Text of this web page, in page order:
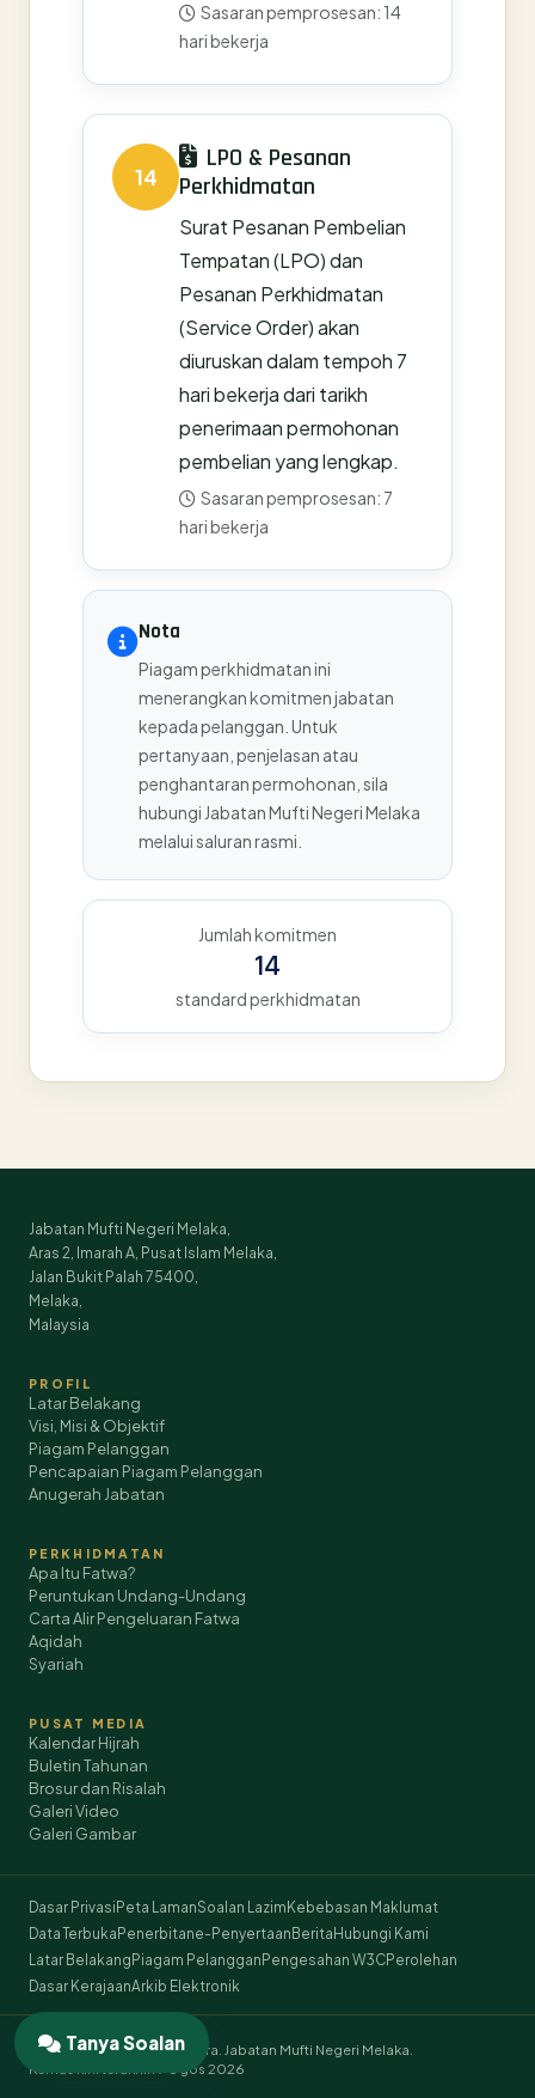
Sasaran pemprosesan: 14
hari bekerja
14
LPO & Pesanan
Perkhidmatan
Surat Pesanan Pembelian
Tempatan (LPO) dan
Pesanan Perkhidmatan
(Service Order) akan
diuruskan dalam tempoh 7
hari bekerja dari tarikh
penerimaan permohonan
pembelian yang lengkap.
Sasaran pemprosesan: 7
hari bekerja
Nota
Piagam perkhidmatan ini
menerangkan komitmen jabatan
kepada pelanggan. Untuk
pertanyaan, penjelasan atau
penghantaran permohonan, sila
hubungi Jabatan Mufti Negeri Melaka
melalui saluran rasmi.
Jumlah komitmen
14
standard perkhidmatan
Jabatan Mufti Negeri Melaka,
Aras 2, Imarah A, Pusat Islam Melaka,
Jalan Bukit Palah 75400,
Melaka,
Malaysia
PROFIL
Latar Belakang
Visi, Misi & Objektif
Piagam Pelanggan
Pencapaian Piagam Pelanggan
Anugerah Jabatan
PERKHIDMATAN
Apa Itu Fatwa?
Peruntukan Undang-Undang
Carta Alir Pengeluaran Fatwa
Aqidah
Syariah
PUSAT MEDIA
Kalendar Hijrah
Buletin Tahunan
Brosur dan Risalah
Galeri Video
Galeri Gambar
Dasar Privasi Peta LamanSoalan Lazim Kebebasan Maklumat
Data Terbuka Penerbitane-Penyertaan Berita Hubungi Kami
Latar Belakang Piagam Pelanggan Pengesahan W3CPerolehan
Dasar KerajaanArkib Elektronik
© 2026 Hakcipta Terpelihara. Jabatan Mufti Negeri Melaka.
Kemas kini terakhir: 7 Ogos 2026
Tanya Soalan